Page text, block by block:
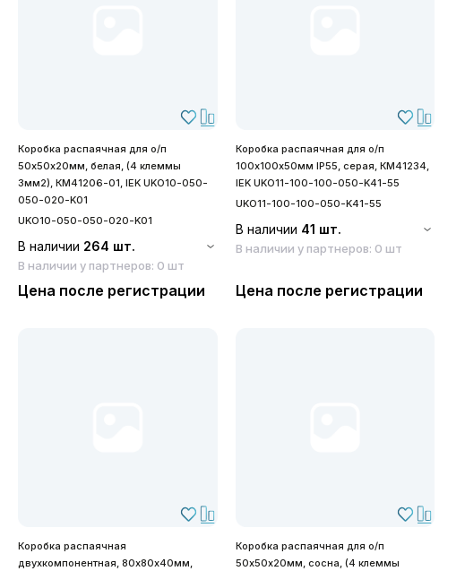
Коробка распаячная для о/п
50х50х20мм, белая, (4 клеммы
3мм2), КМ41206-01, IEK UKO10-050-
050-020-K01
UKO10-050-050-020-K01
В наличии 264 шт.
В наличии у партнеров: 0 шт
Цена после регистрации
Коробка распаячная для о/п
100х100х50мм IP55, серая, КМ41234,
IEK UKO11-100-100-050-K41-55
UKO11-100-100-050-K41-55
В наличии 41 шт.
В наличии у партнеров: 0 шт
Цена после регистрации
Коробка распаячная
двухкомпонентная, 80х80х40мм,
Коробка распаячная для о/п
50х50х20мм, сосна, (4 клеммы